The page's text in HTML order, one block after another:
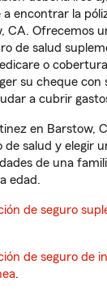
encontrar la
CA. Ofrecemos
de salud
o
su cheque con
a cubrir
en Barstow,
de salud y elegir
de una
edad.
de seguro
de seguro de
.